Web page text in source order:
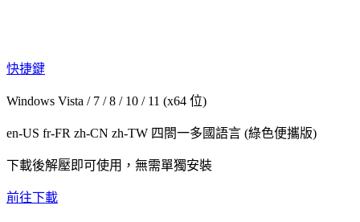
快捷鍵
Windows Vista / 7 / 8 / 10 / 11 (x64 位)
en-US fr-FR zh-CN zh-TW 四閤一多國語言 (綠色便攜版)
下載後解壓即可使用，無需單獨安裝
前往下載